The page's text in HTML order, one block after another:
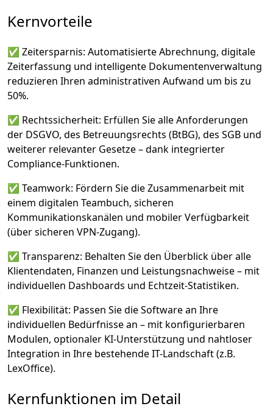
Kernvorteile
✅ Zeitersparnis: Automatisierte Abrechnung, digitale
Zeiterfassung und intelligente Dokumentenverwaltung
reduzieren Ihren administrativen Aufwand um bis zu
50%.
✅ Rechtssicherheit: Erfüllen Sie alle Anforderungen
der DSGVO, des Betreuungsrechts (BtBG), des SGB und
weiterer relevanter Gesetze – dank integrierter
Compliance-Funktionen.
✅ Teamwork: Fördern Sie die Zusammenarbeit mit
einem digitalen Teambuch, sicheren
Kommunikationskanälen und mobiler Verfügbarkeit
(über sicheren VPN-Zugang).
✅ Transparenz: Behalten Sie den Überblick über alle
Klientendaten, Finanzen und Leistungsnachweise – mit
individuellen Dashboards und Echtzeit-Statistiken.
✅ Flexibilität: Passen Sie die Software an Ihre
individuellen Bedürfnisse an – mit konfigurierbaren
Modulen, optionaler KI-Unterstützung und nahtloser
Integration in Ihre bestehende IT-Landschaft (z.B.
LexOffice).
Kernfunktionen im Detail